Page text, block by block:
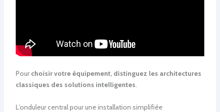
Pour choisir votre équipement, distinguez les architectures
classiques des solutions intelligentes.
L’onduleur central pour une installation simplifiée